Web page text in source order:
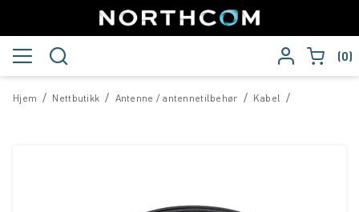
0
/
Hjem /
Nettbutikk /
Antenne / antennetilbehør /
Kabel